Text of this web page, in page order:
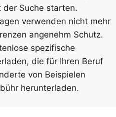
Suche starten.
verwenden nicht mehr
angenehm Schutz.
spezifische
die für Ihren Beruf
von Beispielen
herunterladen.